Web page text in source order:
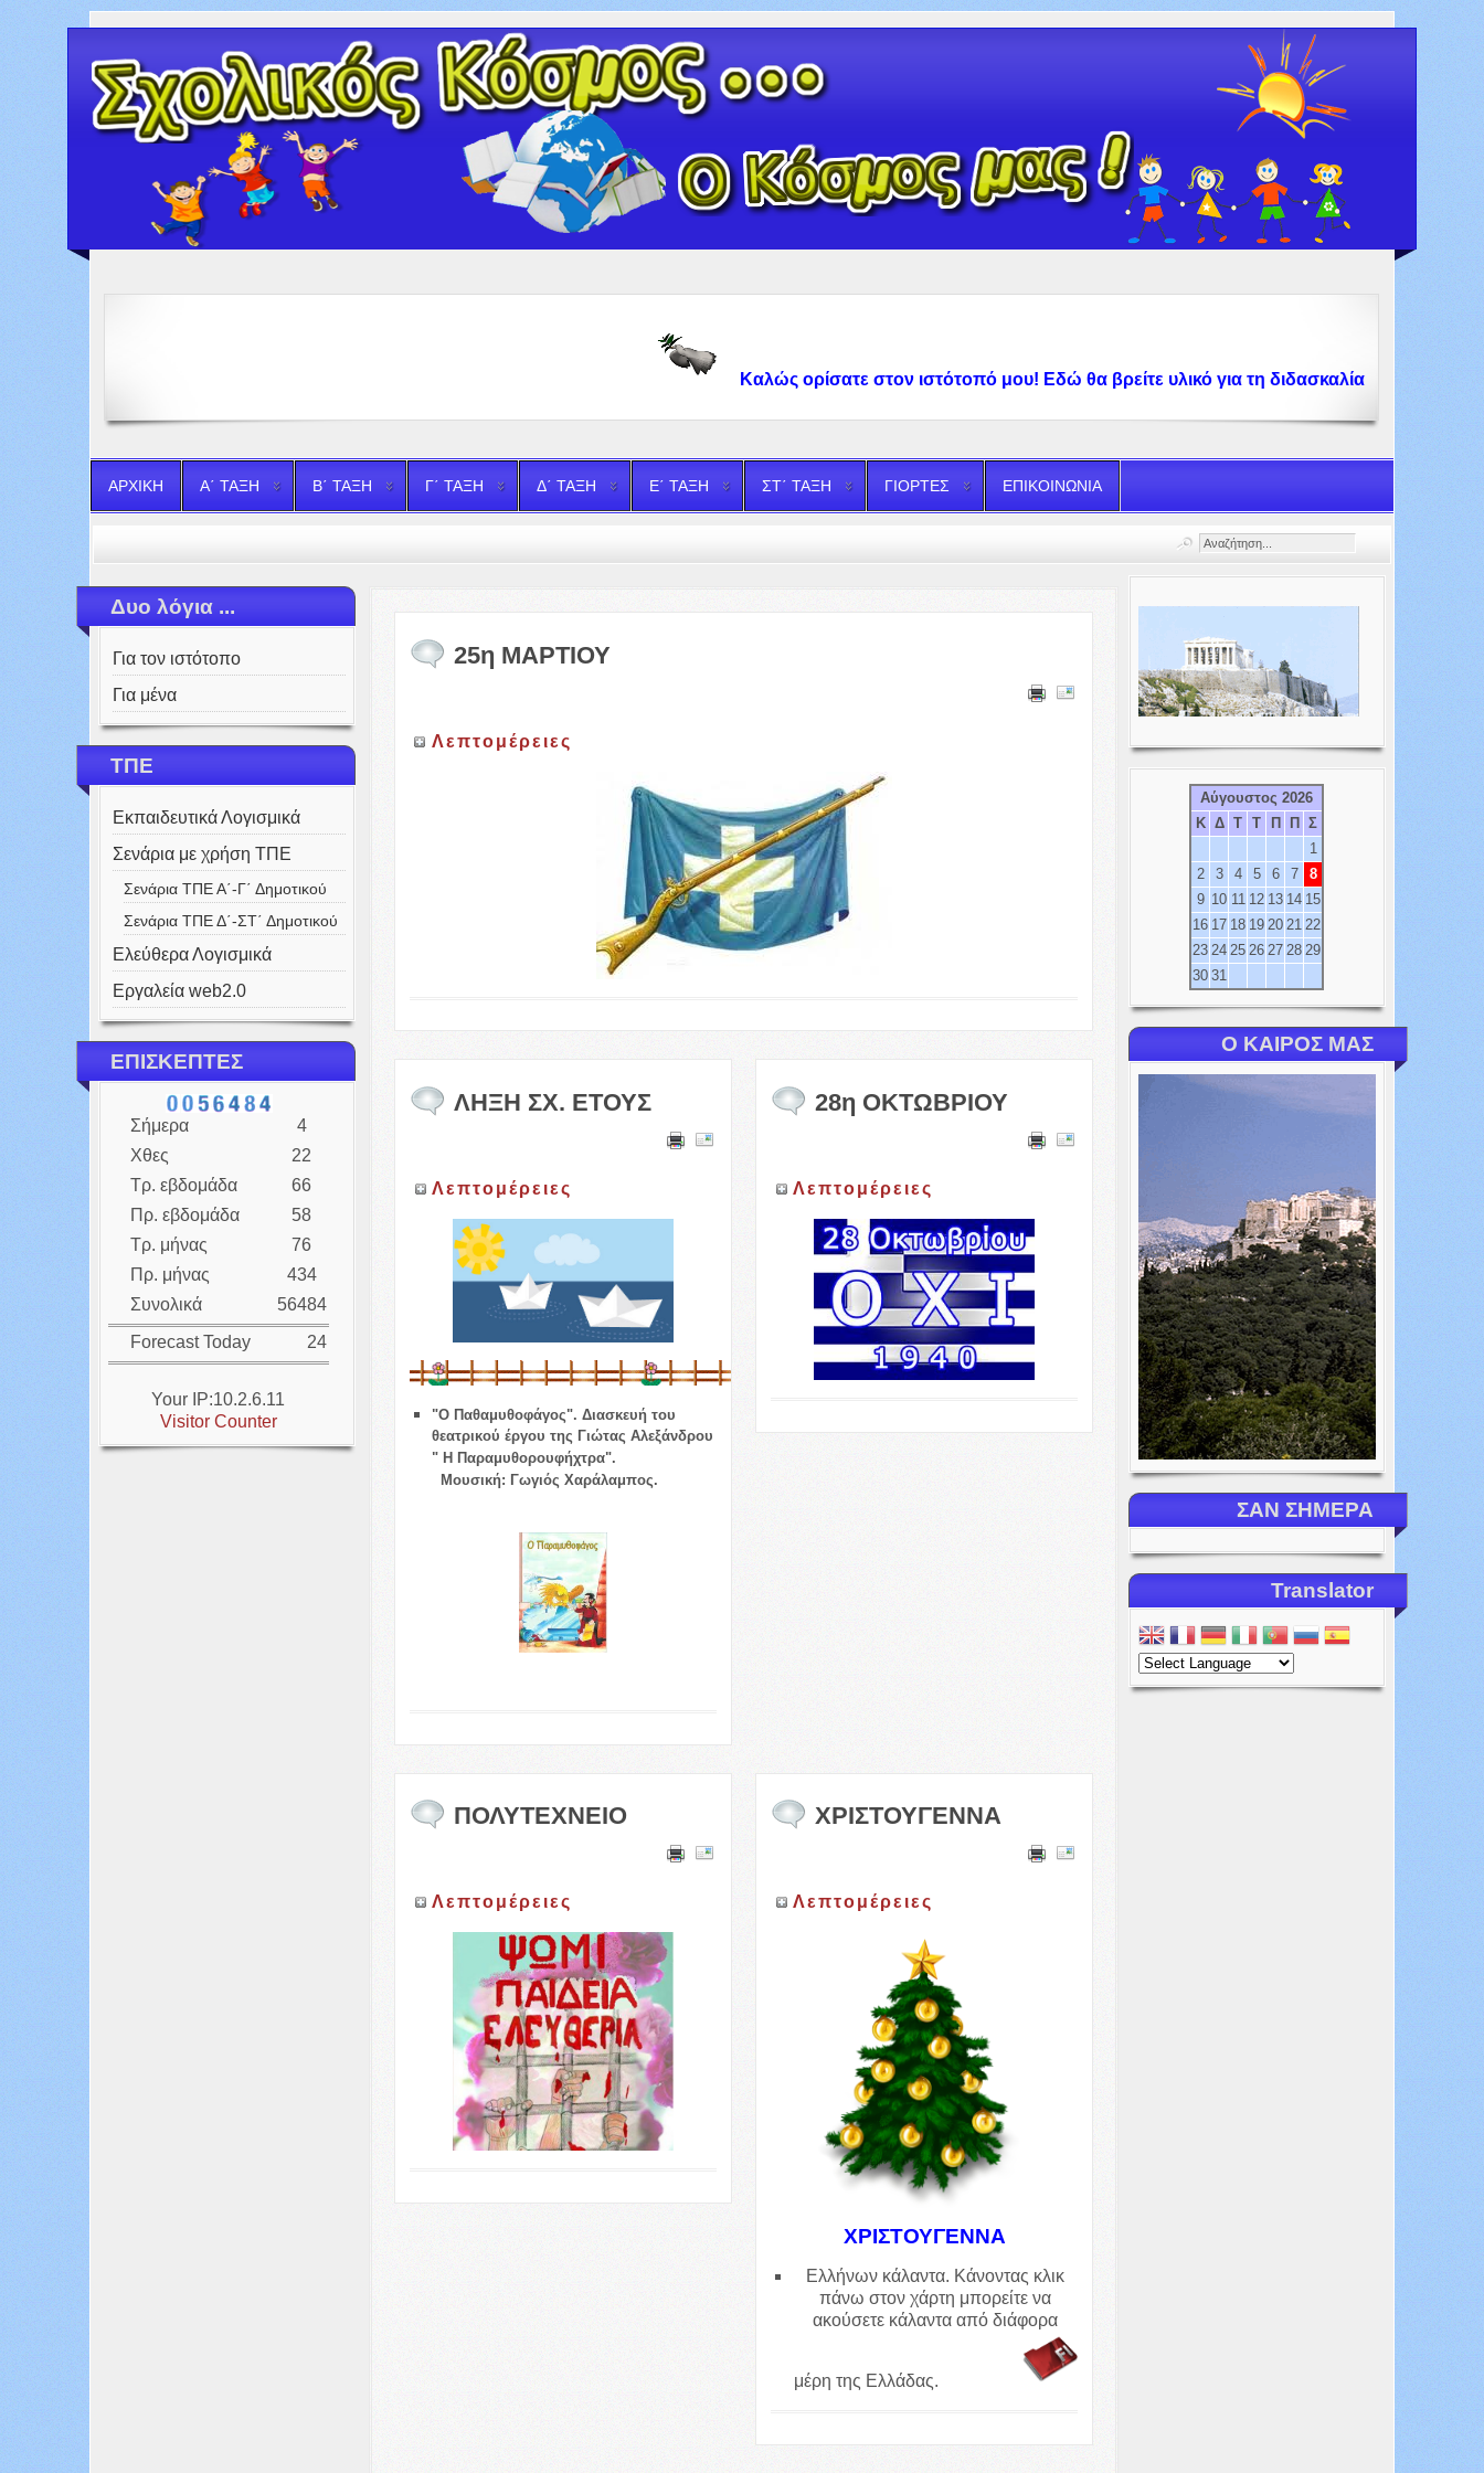
Καλώς ορίσατε στον ιστότοπό μου! Εδώ θα βρείτε υλικό για τη διδασκαλία στο Δημοτικό
ΑΡΧΙΚΗ Α΄ ΤΑΞΗ Β΄ ΤΑΞΗ Γ΄ ΤΑΞΗ Δ΄ ΤΑΞΗ Ε΄ ΤΑΞΗ ΣΤ΄ ΤΑΞΗ ΓΙΟΡΤΕΣ ΕΠΙΚΟΙΝΩΝΙΑ
Δυο λόγια ...
Για τον ιστότοπο
Για μένα
ΤΠΕ
Εκπαιδευτικά Λογισμικά
Σενάρια με χρήση ΤΠΕ
Σενάρια ΤΠΕ Α΄-Γ΄ Δημοτικού
Σενάρια ΤΠΕ Δ΄-ΣΤ΄ Δημοτικού
Ελεύθερα Λογισμικά
Εργαλεία web2.0
ΕΠΙΣΚΕΠΤΕΣ
Σήμερα
Χθες
Τρ. εβδομάδα
Πρ. εβδομάδα
Τρ. μήνας
Πρ. μήνας
Συνολικά
4
22
66
58
76
434
56484
Forecast Today
24
Your IP:10.2.6.11
Visitor Counter
25η ΜΑΡΤΙΟΥ
Λεπτομέρειες
ΛΗΞΗ ΣΧ. ΕΤΟΥΣ
Λεπτομέρειες
"Ο Παθαμυθοφάγος". Διασκευή του
θεατρικού έργου της Γιώτας Αλεξάνδρου
" Η Παραμυθορουφήχτρα".
Μουσική: Γωγιός Χαράλαμπος.
28η ΟΚΤΩΒΡΙΟΥ
Λεπτομέρειες
ΠΟΛΥΤΕΧΝΕΙΟ
Λεπτομέρειες
ΧΡΙΣΤΟΥΓΕΝΝΑ
Λεπτομέρειες
ΧΡΙΣΤΟΥΓΕΝΝΑ
Ελλήνων κάλαντα. Κάνοντας κλικ
πάνω στον χάρτη μπορείτε να
ακούσετε κάλαντα από διάφορα
μέρη της Ελλάδας.
Αύγουστος 2026
Κ Δ Τ Τ Π Π
Σ
1
2
3 4 5 6 7
8
9 10 11 12 13 14 15
16 17 18 19 20 21 22
23 24 25 26 27 28 29
30 31
Ο ΚΑΙΡΟΣ ΜΑΣ
ΣΑΝ ΣΗΜΕΡΑ
Translator